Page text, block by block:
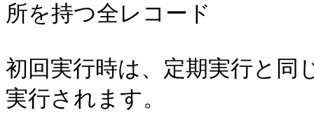
所を持つ全レコード
初回実行時は、定期実行と同